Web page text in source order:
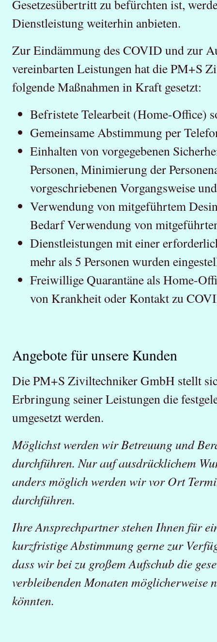
Gesetzesübertritt zu befürchten ist,
Dienstleistung weiterhin anbieten.
Zur Eindämmung des COVID und zur
vereinbarten Leistungen hat die PM+S
folgende Maßnahmen in Kraft gesetzt:
Befristete Telearbeit (Home-Office)
Gemeinsame Abstimmung per
Einhalten von vorgegebenen
Personen, Minimierung der
vorgeschriebenen Vorgangsweise
Verwendung von mitgeführtem
Bedarf Verwendung von
Dienstleistungen mit einer
mehr als 5 Personen wurden
Freiwillige Quarantäne als Home-
von Krankheit oder Kontakt zu
Angebote für unsere Kunden
Die PM+S Ziviltechniker GmbH stellt
Erbringung seiner Leistungen die
umgesetzt werden.
Möglichst werden wir Betreuung und
durchführen. Nur auf ausdrücklichem
anders möglich werden wir vor Ort
durchführen.
Ihre Ansprechpartner stehen Ihnen für
kurzfristige Abstimmung gerne zur
dass wir bei zu großem Aufschub die
verbleibenden Monaten möglicherweise
könnten.